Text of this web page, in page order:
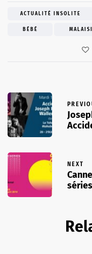
ACTUALITÉ INSOLITE
BÉBÉ
NEXT